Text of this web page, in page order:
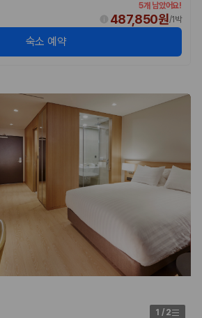
5개 남았어요!
487,850원/1박
숙소 예약
1 / 2